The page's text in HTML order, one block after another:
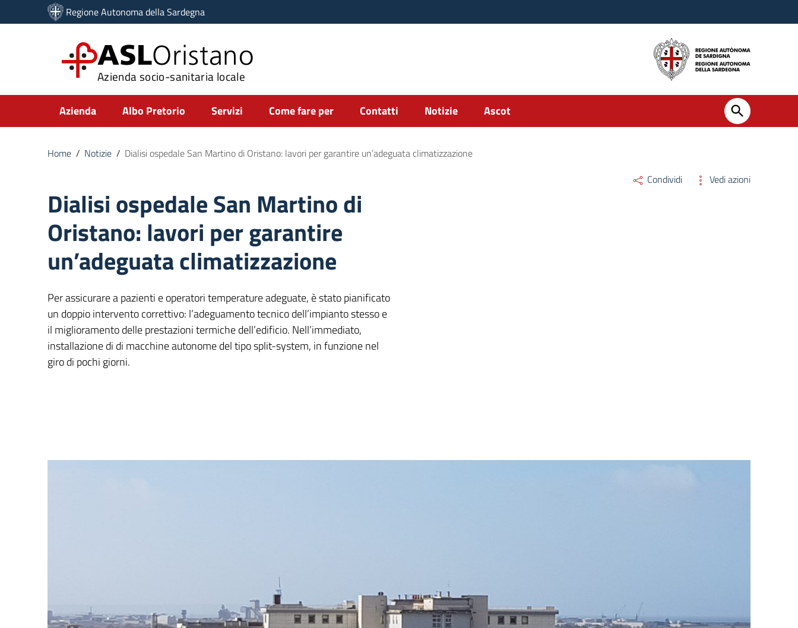
Vai ai contenuti
Vai al menu di navigazione
Regione Autonoma della Sardegna
ASLOristano
Azienda socio-sanitaria locale
Submenu
Azienda Albo Pretorio Servizi Come fare per Contatti Notizie Ascot
Home / Notizie / Dialisi ospedale San Martino di Oristano: lavori per garantire un’adeguata climatizzazione
Dialisi ospedale San Martino di
Oristano: lavori per garantire
un’adeguata climatizzazione
Per assicurare a pazienti e operatori temperature adeguate, è stato pianificato
un doppio intervento correttivo: l’adeguamento tecnico dell’impianto stesso e
il miglioramento delle prestazioni termiche dell’edificio. Nell’immediato,
installazione di di macchine autonome del tipo split-system, in funzione nel
giro di pochi giorni.
Condividi Vedi azioni